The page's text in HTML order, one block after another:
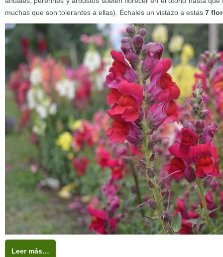
muchas que son tolerantes a ellas). Échales un vistazo a estas 7
Leer más…